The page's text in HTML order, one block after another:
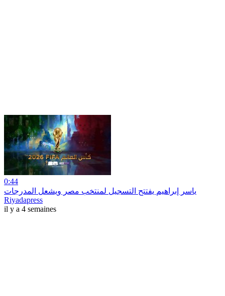
0:44
ياسر إبراهيم يفتتح التسجيل لمنتخب مصر ويشعل المدرجات
Riyadapress
il y a 4 semaines